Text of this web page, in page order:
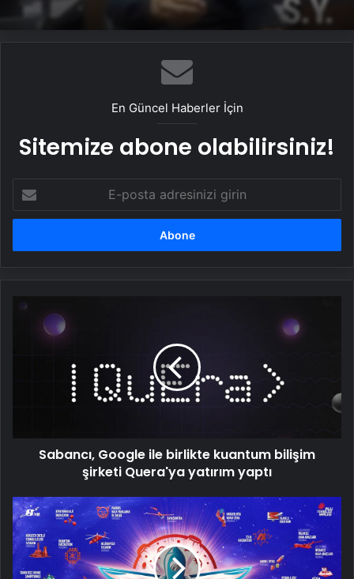
25 Yıllık Miras Davasında Gözler Temmuz
Ayındaki Karar Duruşmasına Çevrildi
En Güncel Haberler İçin
Sitemize abone olabilirsiniz!
posta
adresinizi
Sabancı,
Google
yatırım
Sabancı, Google ile birlikte kuantum bilişim
şirketi Quera'ya yatırım yaptı
Teknoloji
yarışmaları
başvuruları
1
Mart’a